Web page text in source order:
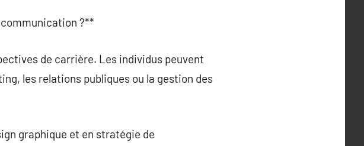
communication ?**
de carrière. Les individus peuvent
les relations publiques ou la gestion des
graphique et en stratégie de